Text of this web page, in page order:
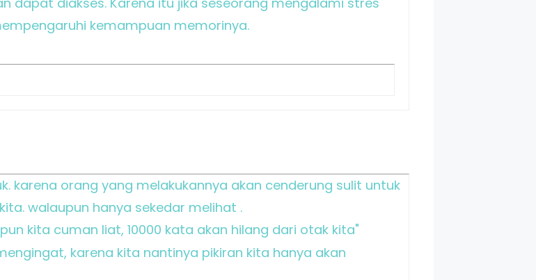
kemampuan memorinya.
karena orang yang melakukannya akan cenderung sulit untuk
walaupun hanya sekedar melihat .
kita cuman liat, 10000 kata akan hilang dari otak kita"
karena kita nantinya pikiran kita hanya akan